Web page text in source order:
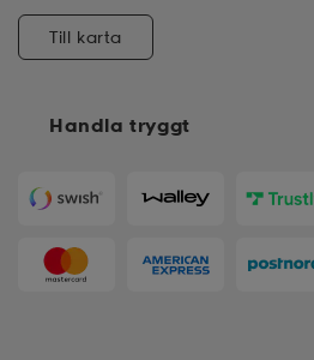
Handla tryggt
Till karta